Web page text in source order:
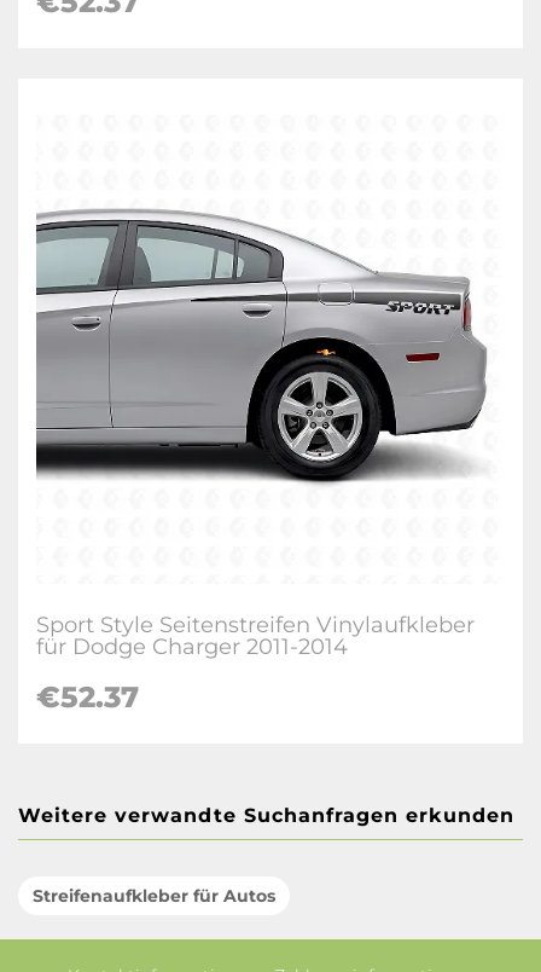
Sport Style Seitenstreifen Vinylaufkleber
für Dodge Charger 2011-2014
€52.37
Weitere verwandte Suchanfragen erkunden
Streifenaufkleber für Autos